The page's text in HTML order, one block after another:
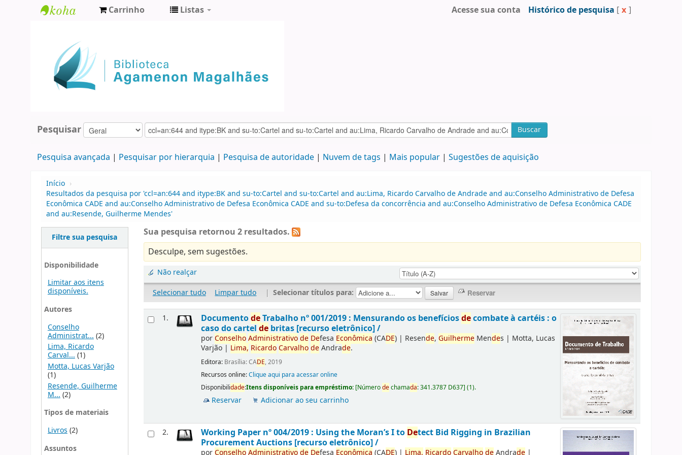
Agamenon
Magalhães
Carrinho Listas Acesse sua conta Histórico de pesquisa [ x ]
Pesquisar Buscar
Pesquisa avançada Pesquisar por hierarquia Pesquisa de autoridade Nuvem de tags Mais popular Sugestões de aquisição
Início ›
Resultados da pesquisa por 'ccl=an:644 and itype:BK and su-to:Cartel and su-to:Cartel and au:Lima, Ricardo Carvalho de Andrade and au:Conselho Administrativo de Defesa
Econômica CADE and au:Conselho Administrativo de Defesa Econômica CADE and su-to:Defesa da concorrência and au:Conselho Administrativo de Defesa Econômica CADE
and au:Resende, Guilherme Mendes'
Filtre sua pesquisa
Disponibilidade
Limitar aos itens
disponíveis.
Autores
Conselho
Administrat... (2)
Lima, Ricardo
Carval...(1)
Motta, Lucas Varjão
(1)
Resende, Guilherme
M... (2)
Tipos de materiais
Livros (2)
Assuntos
Sua pesquisa retornou 2 resultados.
Desculpe, sem sugestões.
Não realçar
Selecionar tudo
Limpar tudo | Selecionar títulos para:
1. DocumentodeTrabalho nº 001/2019 : Mensurando os benefíciosdecombate à cartéis : o
caso do cartelde britas [recurso eletrônico] /
porConselhoAdministrativode Defesa Econômica (CADE) | Resende,Guilherme Mendes | Motta, Lucas
Varjão | Lima, RicardoCarvalhodeAndrade.
Editora: Brasília: CADE, 2019
Recursos online:Clique aqui para acessar online
Disponibilidade:Itens disponíveis para empréstimo: [Númerodechamada:341.3787 D637](1).
Reservar Adicionar ao seu carrinho
2. Working Paper nº 004/2019 : Using the Moran’s I to Detect Bid Rigging in Brazilian
Procurement Auctions [recurso eletrônico] /